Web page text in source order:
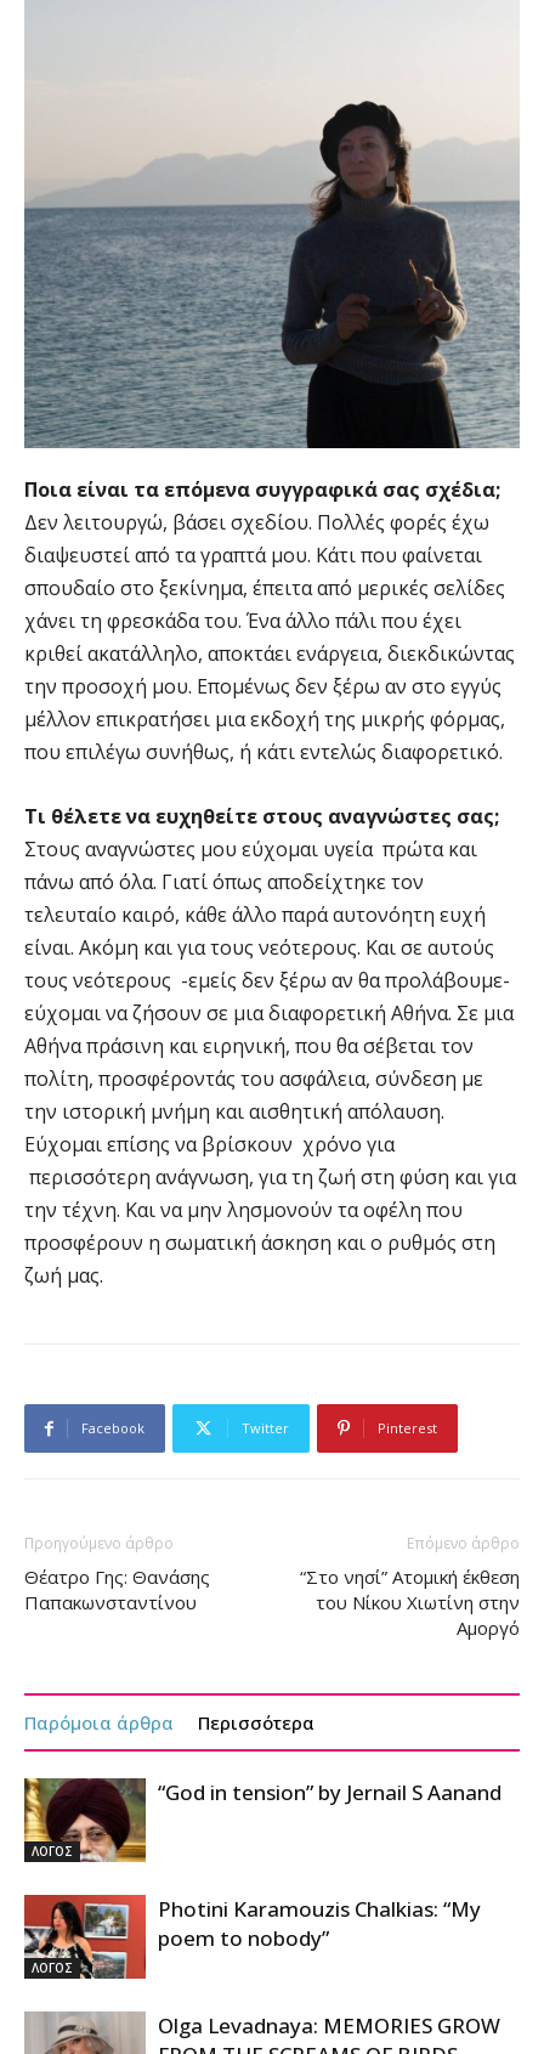
Ποια είναι τα επόμενα συγγραφικά σας σχέδια;
Δεν λειτουργώ, βάσει σχεδίου. Πολλές φορές έχω
διαψευστεί από τα γραπτά μου. Κάτι που φαίνεται
σπουδαίο στο ξεκίνημα, έπειτα από μερικές σελίδες
χάνει τη φρεσκάδα του. Ένα άλλο πάλι που έχει
κριθεί ακατάλληλο, αποκτάει ενάργεια, διεκδικώντας
την προσοχή μου. Επομένως δεν ξέρω αν στο εγγύς
μέλλον επικρατήσει μια εκδοχή της μικρής φόρμας,
που επιλέγω συνήθως, ή κάτι εντελώς διαφορετικό.
Τι θέλετε να ευχηθείτε στους αναγνώστες σας;
Στους αναγνώστες μου εύχομαι υγεία πρώτα και
πάνω από όλα. Γιατί όπως αποδείχτηκε τον
τελευταίο καιρό, κάθε άλλο παρά αυτονόητη ευχή
είναι. Ακόμη και για τους νεότερους. Και σε αυτούς
τους νεότερους -εμείς δεν ξέρω αν θα προλάβουμε-
εύχομαι να ζήσουν σε μια διαφορετική Αθήνα. Σε μια
Αθήνα πράσινη και ειρηνική, που θα σέβεται τον
πολίτη, προσφέροντάς του ασφάλεια, σύνδεση με
την ιστορική μνήμη και αισθητική απόλαυση.
Εύχομαι επίσης να βρίσκουν χρόνο για
περισσότερη ανάγνωση, για τη ζωή στη φύση και για
την τέχνη. Και να μην λησμονούν τα οφέλη που
προσφέρουν η σωματική άσκηση και ο ρυθμός στη
ζωή μας.
Facebook Twitter Pinterest
Προηγούμενο άρθρο
Θέατρο Γης: Θανάσης
Παπακωνσταντίνου
Επόμενο άρθρο
“Στο νησί” Ατομική έκθεση
του Νίκου Χιωτίνη στην
Αμοργό
Παρόμοια άρθρα Περισσότερα
ΛΟΓΟΣ
“God in tension” by Jernail S Aanand
ΛΟΓΟΣ
Photini Karamouzis Chalkias: “My
poem to nobody”
Olga Levadnaya: MEMORIES GROW